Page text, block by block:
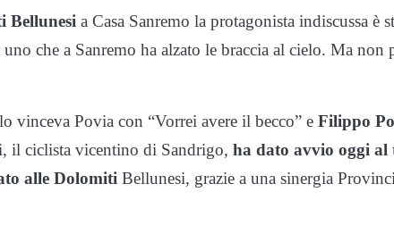
Bellunesi a Casa Sanremo la protagonista indiscussa è
che a Sanremo ha alzato le braccia al cielo. Ma non
vinceva Povia con “Vorrei avere il becco” e Filippo
il ciclista vicentino di Sandrigo, ha dato avvio oggi al
alle Dolomiti Bellunesi, grazie a una sinergia